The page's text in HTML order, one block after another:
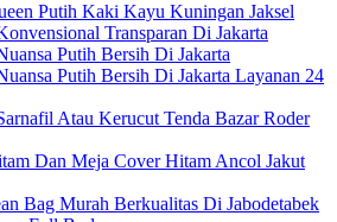
Putih Kaki Kayu Kuningan Jaksel
Transparan Di Jakarta
Putih Bersih Di Jakarta
Putih Bersih Di Jakarta Layanan 24
Atau Kerucut Tenda Bazar Roder
Dan Meja Cover Hitam Ancol Jakut
Bag Murah Berkualitas Di Jabodetabek